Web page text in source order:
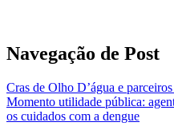
Navegação de Post
Cras de Olho D’água e
Momento utilidade pública:
os cuidados com a dengue